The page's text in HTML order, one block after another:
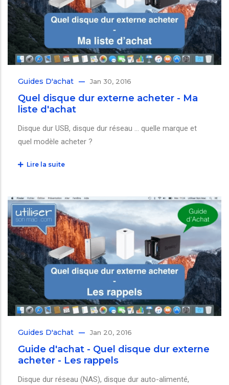
Guides D'achat Jan 30, 2016
Quel disque dur externe acheter - Ma
liste d'achat
Disque dur USB, disque dur réseau ... quelle marque et
quel modèle acheter ?
Lire la suite
Guides D'achat Jan 20, 2016
Guide d'achat - Quel disque dur externe
acheter - Les rappels
Disque dur réseau (NAS), disque dur auto-alimenté,